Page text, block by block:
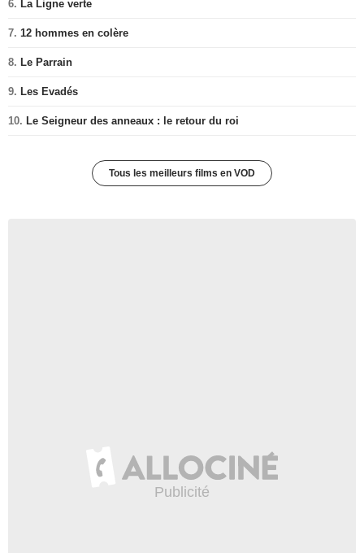
6. La Ligne verte
7. 12 hommes en colère
8. Le Parrain
9. Les Evadés
10. Le Seigneur des anneaux : le retour du roi
Tous les meilleurs films en VOD